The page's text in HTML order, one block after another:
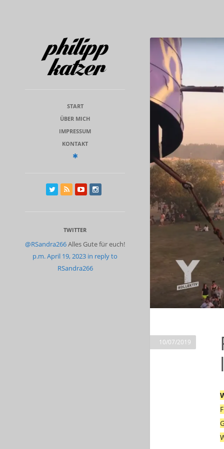
START
ÜBER MICH
IMPRESSUM
KONTAKT
TWITTER
@RSandra266Alles Gute für euch!
p.m. April 19, 2023 in reply to
RSandra266
10/07/2019